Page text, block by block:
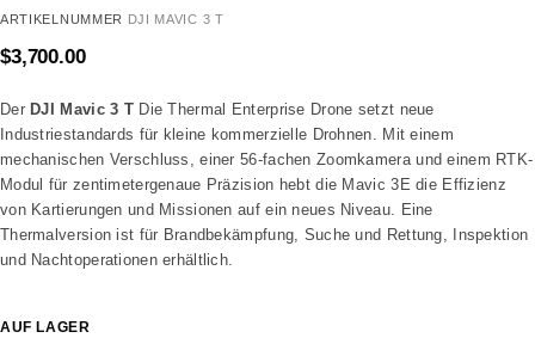
ARTIKELNUMMER DJI MAVIC 3 T
$3,700.00
Der DJI Mavic 3 TDie Thermal Enterprise Drone setzt neue
Industriestandards für kleine kommerzielle Drohnen. Mit einem
mechanischen Verschluss, einer 56-fachen Zoomkamera und einem RTK-
Modul für zentimetergenaue Präzision hebt die Mavic 3E die Effizienz
von Kartierungen und Missionen auf ein neues Niveau. Eine
Thermalversion ist für Brandbekämpfung, Suche und Rettung, Inspektion
und Nachtoperationen erhältlich.
AUF LAGER